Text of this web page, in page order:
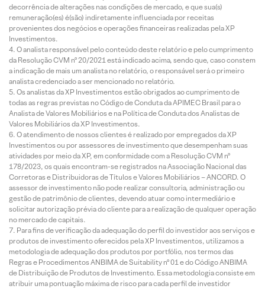
decorrência de alterações nas condições de mercado, e que sua(s)
remuneração(es) é(são) indiretamente influenciada por receitas
provenientes dos negócios e operações financeiras realizadas pela XP
Investimentos.
O analista responsável pelo conteúdo deste relatório e pelo cumprimento
da Resolução CVM nº 20/2021 está indicado acima, sendo que, caso constem
a indicação de mais um analista no relatório, o responsável será o primeiro
analista credenciado a ser mencionado no relatório.
Os analistas da XP Investimentos estão obrigados ao cumprimento de
todas as regras previstas no Código de Conduta da APIMEC Brasil para o
Analista de Valores Mobiliários e na Política de Conduta dos Analistas de
Valores Mobiliários da XP Investimentos.
O atendimento de nossos clientes é realizado por empregados da XP
Investimentos ou por assessores de investimento que desempenham suas
atividades por meio da XP, em conformidade com a Resolução CVM nº
178/2023, os quais encontram-se registrados na Associação Nacional das
Corretoras e Distribuidoras de Títulos e Valores Mobiliários – ANCORD. O
assessor de investimento não pode realizar consultoria, administração ou
gestão de patrimônio de clientes, devendo atuar como intermediário e
solicitar autorização prévia do cliente para a realização de qualquer operação
no mercado de capitais.
Para fins de verificação da adequação do perfil do investidor aos serviços e
produtos de investimento oferecidos pela XP Investimentos, utilizamos a
metodologia de adequação dos produtos por portfólio, nos termos das
Regras e Procedimentos ANBIMA de Suitability nº 01 e do Código ANBIMA
de Distribuição de Produtos de Investimento. Essa metodologia consiste em
atribuir uma pontuação máxima de risco para cada perfil de investidor